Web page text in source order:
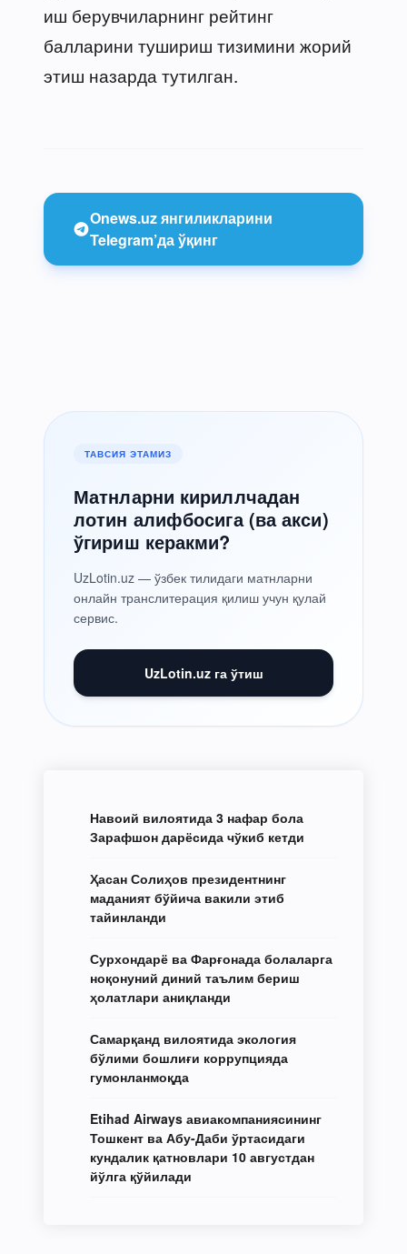
иш берувчиларнинг рейтинг
балларини тушириш тизимини жорий
этиш назарда тутилган.
Onews.uz янгиликларини
Telegram’да ўқинг
ТАВСИЯ ЭТАМИЗ
Матнларни кириллчадан
лотин алифбосига (ва акси)
ўгириш керакми?
UzLotin.uz — ўзбек тилидаги матнларни
онлайн транслитерация қилиш учун қулай
сервис.
UzLotin.uz га ўтиш
Навоий вилоятида 3 нафар бола
Зарафшон дарёсида чўкиб кетди
Ҳасан Солиҳов президентнинг
маданият бўйича вакили этиб
тайинланди
Сурхондарё ва Фарғонада болаларга
ноқонуний диний таълим бериш
ҳолатлари аниқланди
Самарқанд вилоятида экология
бўлими бошлиғи коррупцияда
гумонланмоқда
Etihad Airways авиакомпаниясининг
Тошкент ва Абу-Даби ўртасидаги
кундалик қатновлари 10 августдан
йўлга қўйилади